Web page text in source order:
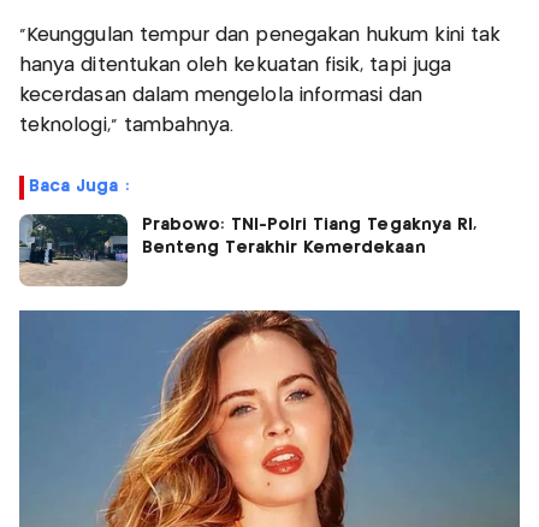
"Keunggulan tempur dan penegakan hukum kini tak
hanya ditentukan oleh kekuatan fisik, tapi juga
kecerdasan dalam mengelola informasi dan
teknologi," tambahnya.
Baca Juga :
Prabowo: TNI-Polri Tiang Tegaknya RI,
Benteng Terakhir Kemerdekaan